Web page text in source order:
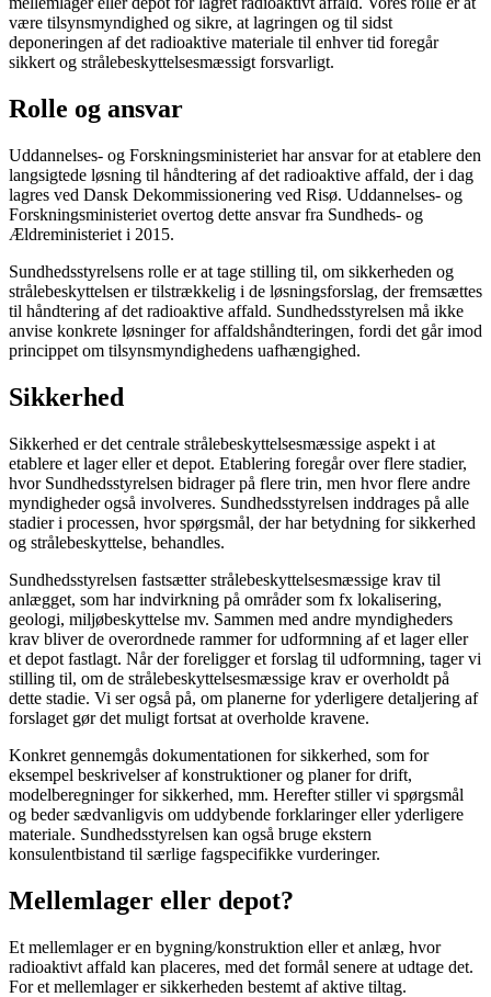
være tilsynsmyndighed og sikre, at lagringen og til sidst
deponeringen af det radioaktive materiale til enhver tid foregår
sikkert og strålebeskyttelsesmæssigt forsvarligt.
Rolle og ansvar
Uddannelses- og Forskningsministeriet har ansvar for at etablere den
langsigtede løsning til håndtering af det radioaktive affald, der i dag
lagres ved Dansk Dekommissionering ved Risø. Uddannelses- og
Forskningsministeriet overtog dette ansvar fra Sundheds- og
Ældreministeriet i 2015.
Sundhedsstyrelsens rolle er at tage stilling til, om sikkerheden og
strålebeskyttelsen er tilstrækkelig i de løsningsforslag, der fremsættes
til håndtering af det radioaktive affald. Sundhedsstyrelsen må ikke
anvise konkrete løsninger for affaldshåndteringen, fordi det går imod
princippet om tilsynsmyndighedens uafhængighed.
Sikkerhed
Sikkerhed er det centrale strålebeskyttelsesmæssige aspekt i at
etablere et lager eller et depot. Etablering foregår over flere stadier,
hvor Sundhedsstyrelsen bidrager på flere trin, men hvor flere andre
myndigheder også involveres. Sundhedsstyrelsen inddrages på alle
stadier i processen, hvor spørgsmål, der har betydning for sikkerhed
og strålebeskyttelse, behandles.
Sundhedsstyrelsen fastsætter strålebeskyttelsesmæssige krav til
anlægget, som har indvirkning på områder som fx lokalisering,
geologi, miljøbeskyttelse mv. Sammen med andre myndigheders
krav bliver de overordnede rammer for udformning af et lager eller
et depot fastlagt. Når der foreligger et forslag til udformning, tager vi
stilling til, om de strålebeskyttelsesmæssige krav er overholdt på
dette stadie. Vi ser også på, om planerne for yderligere detaljering af
forslaget gør det muligt fortsat at overholde kravene.
Konkret gennemgås dokumentationen for sikkerhed, som for
eksempel beskrivelser af konstruktioner og planer for drift,
modelberegninger for sikkerhed, mm. Herefter stiller vi spørgsmål
og beder sædvanligvis om uddybende forklaringer eller yderligere
materiale. Sundhedsstyrelsen kan også bruge ekstern
konsulentbistand til særlige fagspecifikke vurderinger.
Mellemlager eller depot?
Et mellemlager er en bygning/konstruktion eller et anlæg, hvor
radioaktivt affald kan placeres, med det formål senere at udtage det.
For et mellemlager er sikkerheden bestemt af aktive tiltag.